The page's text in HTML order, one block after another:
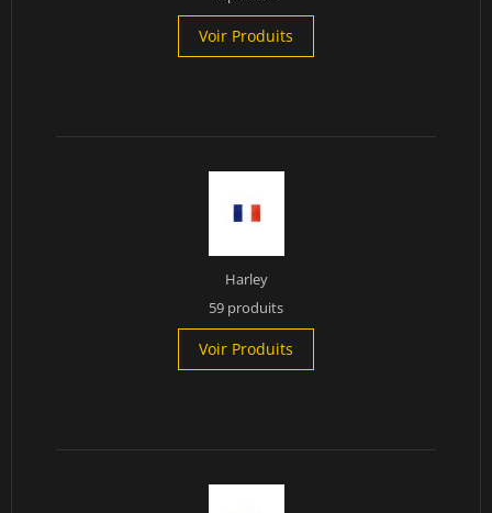
Voir Produits
Harley
59 produits
Voir Produits